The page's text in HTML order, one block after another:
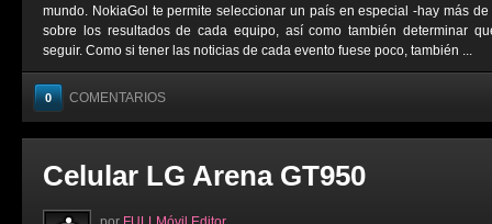
mundo. NokiaGol te permite seleccionar un país en especial -hay más
sobre los resultados de cada equipo, así como también determinar
seguir. Como si tener las noticias de cada evento fuese poco, también ...
0 COMENTARIOS
Celular LG Arena GT950